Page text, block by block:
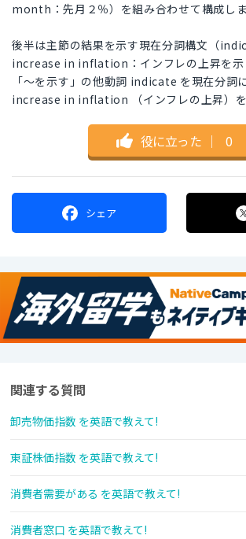
month：先月２％）を組み合わせて構成しま
後半は主節の結果を示す現在分詞構文（
increase in inflation：インフレの上昇を示
「～を示す」の他動詞 indicate を現在分詞
increase in inflation （インフレの上昇）を
役に立った ｜ 0
シェア
関連する質問
卸売物価指数 を英語で教えて!
東証株価指数 を英語で教えて!
消費者需要がある を英語で教えて!
消費者窓口 を英語で教えて!